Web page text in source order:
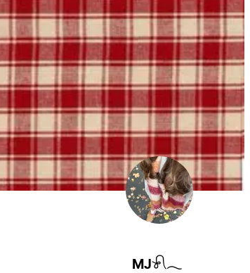
MJ𓍯𓂃